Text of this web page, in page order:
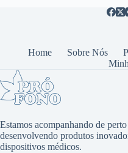
Home Sobre Nós
Estamos acompanhando de
desenvolvendo produtos
dispositivos médicos.